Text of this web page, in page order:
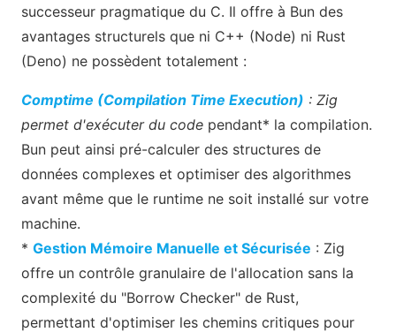
successeur pragmatique du C. Il offre à Bun des
avantages structurels que ni C++ (Node) ni Rust
(Deno) ne possèdent totalement :
Comptime (Compilation Time Execution) : Zig
permet d'exécuter du code pendant* la compilation.
Bun peut ainsi pré-calculer des structures de
données complexes et optimiser des algorithmes
avant même que le runtime ne soit installé sur votre
machine.
* Gestion Mémoire Manuelle et Sécurisée : Zig
offre un contrôle granulaire de l'allocation sans la
complexité du "Borrow Checker" de Rust,
permettant d'optimiser les chemins critiques pour